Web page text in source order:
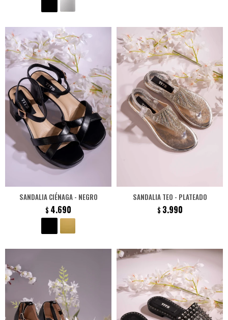
SANDALIA CIÉNAGA - NEGRO
$ 4.690
SANDALIA TEO - PLATEADO
$ 3.990